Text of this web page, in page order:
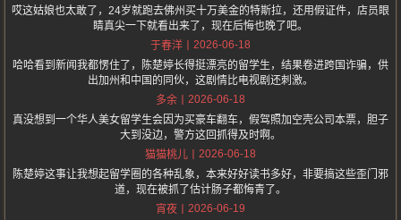
哎这姑娘也太敢了，24岁就跑去佛州买十万美金的特斯拉，还用假证件，店员眼
睛真尖一下就看出来了，现在后悔也晚了吧。
于春洋
2026-06-18
哈哈看到新闻我都愣住了，陈楚婷长得挺漂亮的留学生，结果卷进跨国诈骗，供
出加州和中国的同伙，这剧情比电视剧还刺激。
多余
2026-06-18
真没想到一个华人美女留学生会因为买豪车翻车，假驾照加空壳公司本票，胆子
大到没边，警方这回抓得及时啊。
猫猫桃儿
2026-06-18
陈楚婷这事让我想起留学圈的各种乱象，本来好好读书多好，非要搞这些歪门邪
道，现在被抓了估计肠子都悔青了。
宵夜
2026-06-19